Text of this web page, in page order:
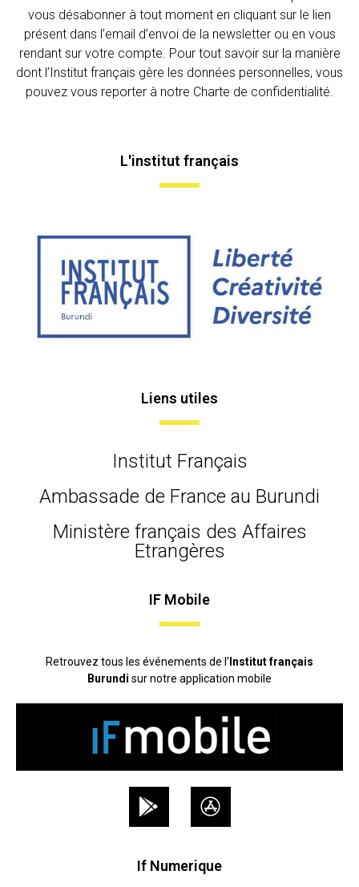
vous désabonner à tout moment en cliquant sur le lien
présent dans l’email d’envoi de la newsletter ou en vous
rendant sur votre compte. Pour tout savoir sur la manière
dont l’Institut français gère les données personnelles, vous
pouvez vous reporter à notre Charte de confidentialité.
L'institut français
Liens utiles
Institut Français
Ambassade de France au Burundi
Ministère français des Affaires
Etrangères
IF Mobile
Retrouvez tous les événements de l’ Institut français
Burundi sur notre application mobile
If Numerique